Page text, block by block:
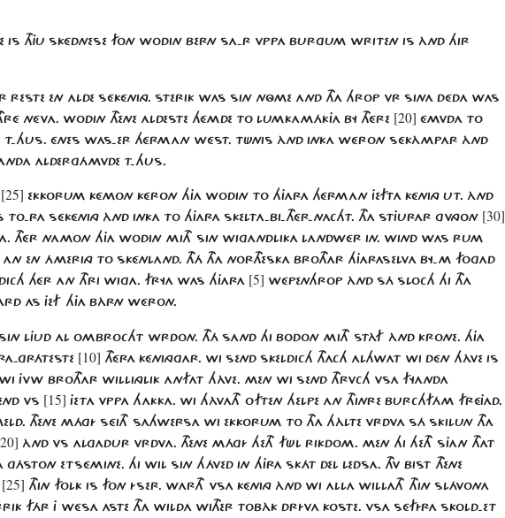
IS THJU SKÉDNESE FON WODIN BERN SA-R VPPA BURGUM WRITEN IS ÀND HIR
RESTE EN ALDE SÉKÉNING. STERIK WAS SIN NÔME AND THA HROP VR SINA DÉDA WAS
NÉVA. WODIN THENE ALDESTE HÉMDE TO LUMKAMÁKJA BY THÉRE [20] ÉMVDA TO
T-HUS. ÉNES WAS-ER HÉRMAN WÉST. TÜNIS ÀND INKA WÉRON SÉKÀMPAR ÀND
ALDERGÁMVDE T-HUS.
[25] EKKORUM KÉMON KÉRON HJA WODIN TO HJARA HÉRMAN JEFTA KÉNING UT. ÀND
RA SÉKÉNING ÀND INKA TO HJARA SKELTA-BI-THÉR-NACHT. THA STJURAR GVNGON [30]
THÉR NAMON HJA WODIN MITH SIN WIGANDLIKA LANDWÉR IN. WIND WAS RUM
EN ÁMERING TO SKÉNLAND. THÁ THA NORTHESKA BROTHAR HJARASELVA BY-M FOGAD
HÉR AN THRI WIGA. FRYA WAS HJARA [5] WÉPENHROP ÀND SÁ SLOCH HI THA
AS JEF HJA BÀRN WÉRON.
SIN LJUD AL OMBROCHT WRDON. THÁ SAND HI BODON MITH STÀF ÀND KRONE. HJA
GRÁTESTE [10] THÉRA KÉNINGGAR. WI SEND SKELDICH THACH ALHWAT WI DÉN HÀVE IS
JVW BROTHAR WILLINGLIK ANFAT HÀVE. MEN WI SEND THRVCH VSA FYANDA
VS [15] JETA VPPA HAKKA. WI HÀVATH OFTEN HELPE AN THINRE BURCHFÁM FRÉJAD.
THENE MÁGÍ SÉITH SAHWERSA WI EKKORUM TO THA HÀLTE VRDVA SÁ SKILUN THA
ÀND VS ALGADUR VRDVA. THENE MÁGÍ HETH FÜL RIKDOM. MEN HI HETH SJAN THAT
ETSÉMINE. HI WIL SIN HÁVED IN HJRA SKÁT DEL LEDSA. THV BIST THENE
[25] THIN FOLK IS FON ÍSER. WARTH VSA KÉNING ÀND WI ALLA WILLATH THIN SLÁVONA
FÁR J WÉSA ASTE THA WILDA WITHER TOBÀK DRÍVA KOSTE. VSA SÉFÍRA SKOLD-ET